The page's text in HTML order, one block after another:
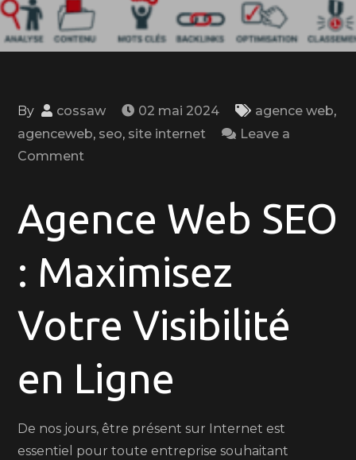
By cossaw 02 mai 2024 agence web,
agenceweb, seo, site internet
Leave a
Commenton
Visibilité
Ligne
avec
Agence
SEO
Qualité
Agence Web SEO
: Maximisez
Votre Visibilité
en Ligne
De nos jours, être présent sur Internet est
essentiel pour toute entreprise souhaitant